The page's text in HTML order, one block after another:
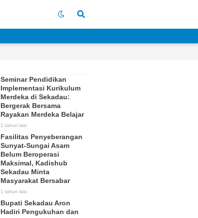
Seminar Pendidikan
Implementasi Kurikulum
Merdeka di Sekadau:
Bergerak Bersama
Rayakan Merdeka Belajar
2 tahun lalu
Fasilitas Penyeberangan
Sunyat-Sungai Asam
Belum Beroperasi
Maksimal, Kadishub
Sekadau Minta
Masyarakat Bersabar
1 tahun lalu
Bupati Sekadau Aron
Hadiri Pengukuhan dan